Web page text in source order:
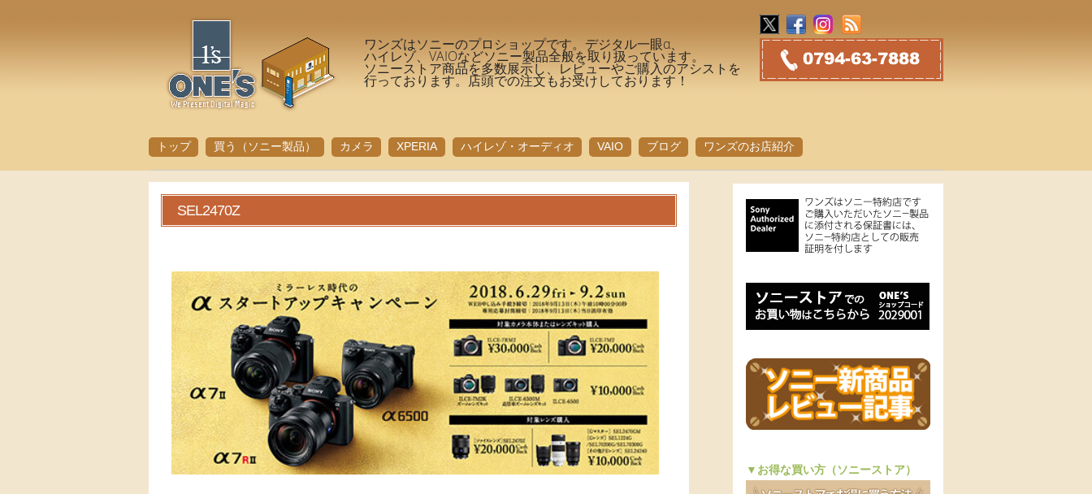
ワンズはソニーのプロショップです。デジタル一眼α、
ハイレゾ、VAIOなどソニー製品全般を取り扱っています。
ソニーストア商品を多数展示し、レビューやご購入のアシストを
行っております。店頭での注文もお受けしております！
トップ 買う（ソニー製品） カメラ XPERIA ハイレゾ・オーディオ VAIO ブログ ワンズのお店紹介
SEL2470Z
▼お得な買い方（ソニーストア）